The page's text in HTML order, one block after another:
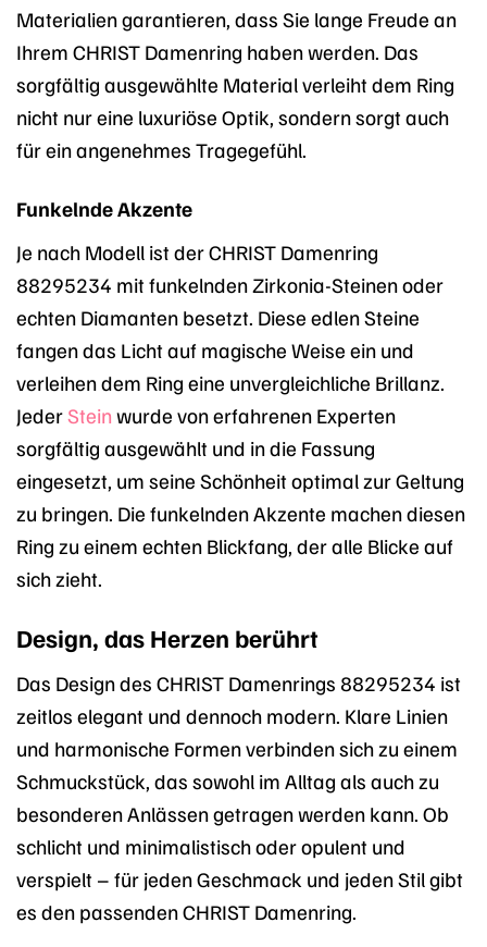
Materialien garantieren, dass Sie lange Freude an
Ihrem CHRIST Damenring haben werden. Das
sorgfältig ausgewählte Material verleiht dem Ring
nicht nur eine luxuriöse Optik, sondern sorgt auch
für ein angenehmes Tragegefühl.
Funkelnde Akzente
Je nach Modell ist der CHRIST Damenring
88295234 mit funkelnden Zirkonia-Steinen oder
echten Diamanten besetzt. Diese edlen Steine
fangen das Licht auf magische Weise ein und
verleihen dem Ring eine unvergleichliche Brillanz.
JederStein wurde von erfahrenen Experten
sorgfältig ausgewählt und in die Fassung
eingesetzt, um seine Schönheit optimal zur Geltung
zu bringen. Die funkelnden Akzente machen diesen
Ring zu einem echten Blickfang, der alle Blicke auf
sich zieht.
Design, das Herzen berührt
Das Design des CHRIST Damenrings 88295234 ist
zeitlos elegant und dennoch modern. Klare Linien
und harmonische Formen verbinden sich zu einem
Schmuckstück, das sowohl im Alltag als auch zu
besonderen Anlässen getragen werden kann. Ob
schlicht und minimalistisch oder opulent und
verspielt – für jeden Geschmack und jeden Stil gibt
es den passenden CHRIST Damenring.